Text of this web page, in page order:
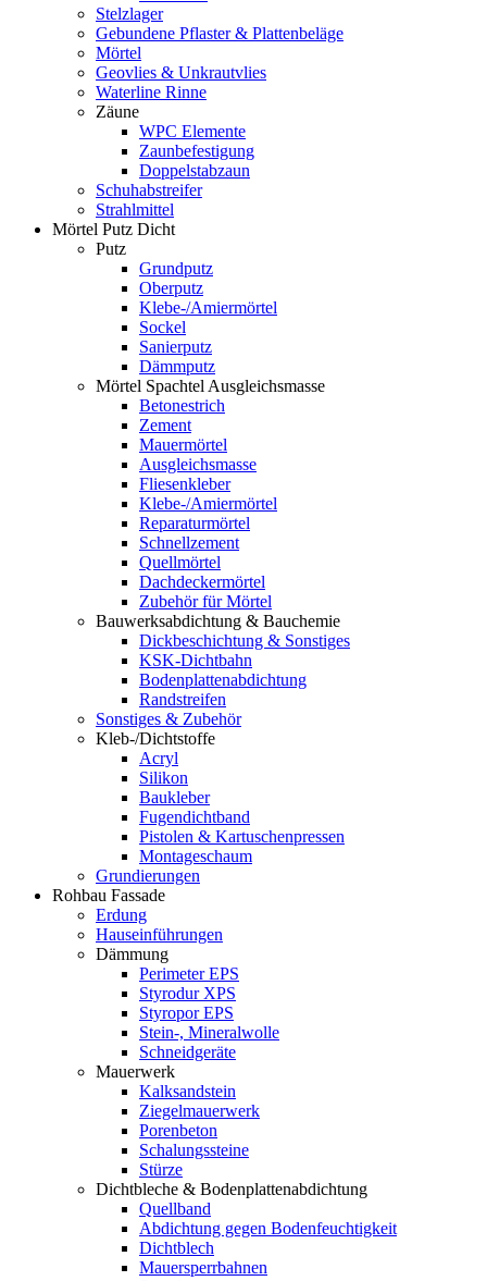
Stelzlager
Gebundene Pflaster & Plattenbeläge
Mörtel
Geovlies & Unkrautvlies
Waterline Rinne
Zäune
WPC Elemente
Zaunbefestigung
Doppelstabzaun
Schuhabstreifer
Strahlmittel
Mörtel Putz Dicht
Putz
Grundputz
Oberputz
Klebe-/Amiermörtel
Sockel
Sanierputz
Dämmputz
Mörtel Spachtel Ausgleichsmasse
Betonestrich
Zement
Mauermörtel
Ausgleichsmasse
Fliesenkleber
Klebe-/Amiermörtel
Reparaturmörtel
Schnellzement
Quellmörtel
Dachdeckermörtel
Zubehör für Mörtel
Bauwerksabdichtung & Bauchemie
Dickbeschichtung & Sonstiges
KSK-Dichtbahn
Bodenplattenabdichtung
Randstreifen
Sonstiges & Zubehör
Kleb-/Dichtstoffe
Acryl
Silikon
Baukleber
Fugendichtband
Pistolen & Kartuschenpressen
Montageschaum
Grundierungen
Rohbau Fassade
Erdung
Hauseinführungen
Dämmung
Perimeter EPS
Styrodur XPS
Styropor EPS
Stein-, Mineralwolle
Schneidgeräte
Mauerwerk
Kalksandstein
Ziegelmauerwerk
Porenbeton
Schalungssteine
Stürze
Dichtbleche & Bodenplattenabdichtung
Quellband
Abdichtung gegen Bodenfeuchtigkeit
Dichtblech
Mauersperrbahnen